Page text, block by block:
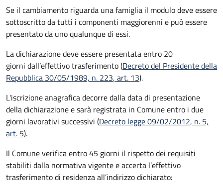
Se il cambiamento riguarda una famiglia il modulo deve essere
sottoscritto da tutti i componenti maggiorenni e può essere
presentato da uno qualunque di essi.
La dichiarazione deve essere presentata entro 20
giorni dall’effettivo trasferimento (Decreto del Presidente della
Repubblica 30/05/1989, n. 223, art. 13).
L'iscrizione anagrafica decorre dalla data di presentazione
della dichiarazione e sarà registrata in Comune entro i due
giorni lavorativi successivi (Decreto legge 09/02/2012, n. 5,
art. 5).
Il Comune verifica entro45 giorni il rispetto dei requisiti
stabiliti dalla normativa vigente e accerta l’effettivo
trasferimento di residenza all’indirizzo dichiarato: